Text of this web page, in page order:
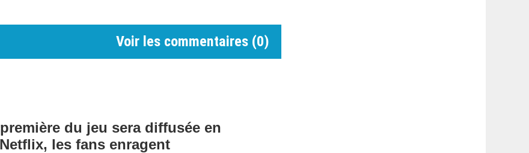
Voir les commentaires (0)
du jeu sera diffusée en
les fans enragent